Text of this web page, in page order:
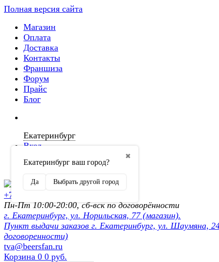
Полная версия сайта
Магазин
Оплата
Доставка
Контакты
Франшиза
Форум
Прайс
Блог
Екатеринбург
✖
Екатеринбург ваш город?
Да Выбрать другой город
Вход
Регистрация
+7 (902) 872-54-70
Пн-Пт 10:00-20:00, сб-вск по договорённости
г. Екатеринбург, ул. Норильская, 77 (магазин).
Пункт выдачи заказов г. Екатеринбург, ул. Шаумяна,
договоренности)
tva@beersfan.ru
Корзина 0 0 руб.